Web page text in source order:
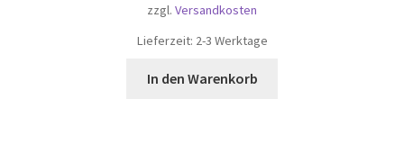
zzgl. Versandkosten
Lieferzeit: 2-3 Werktage
In den Warenkorb